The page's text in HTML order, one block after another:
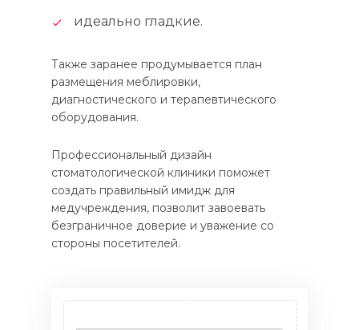
идеально гладкие.
Также заранее продумывается план
размещения меблировки,
диагностического и терапевтического
оборудования.
Профессиональный дизайн
стоматологической клиники поможет
создать правильный имидж для
медучреждения, позволит завоевать
безграничное доверие и уважение со
стороны посетителей.